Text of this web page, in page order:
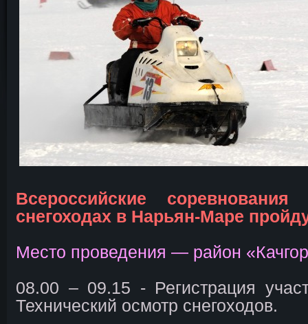
Всероссийские
снегоходах в Нарьян-Маре
Место проведения — район
08.00 – 09.15 - Регистрация
Технический осмотр снегоходов.